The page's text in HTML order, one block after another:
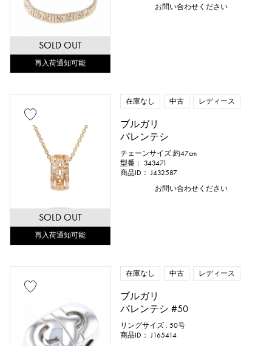
SOLD OUT
再入荷通知可能
お問い合わせください
SOLD OUT
再入荷通知可能
在庫なし 中古 レディース
ブルガリ
パレンテシ
チェーンサイズ:約47cm
型番： 343471
商品ID： J432587
お問い合わせください
在庫なし 中古 レディース
ブルガリ
パレンテシ #50
リングサイズ : 50号
商品ID： J165414